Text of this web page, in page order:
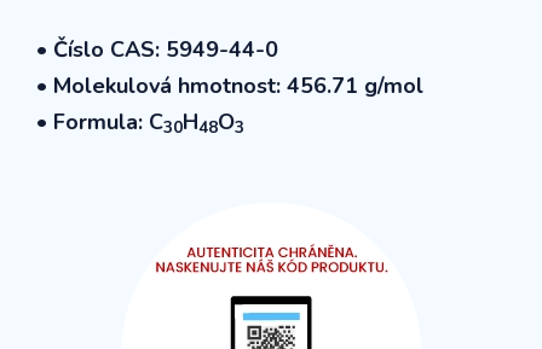
• Číslo CAS: 5949-44-0
• Molekulová hmotnost: 456.71 g/mol
• Formula: C30H48O3